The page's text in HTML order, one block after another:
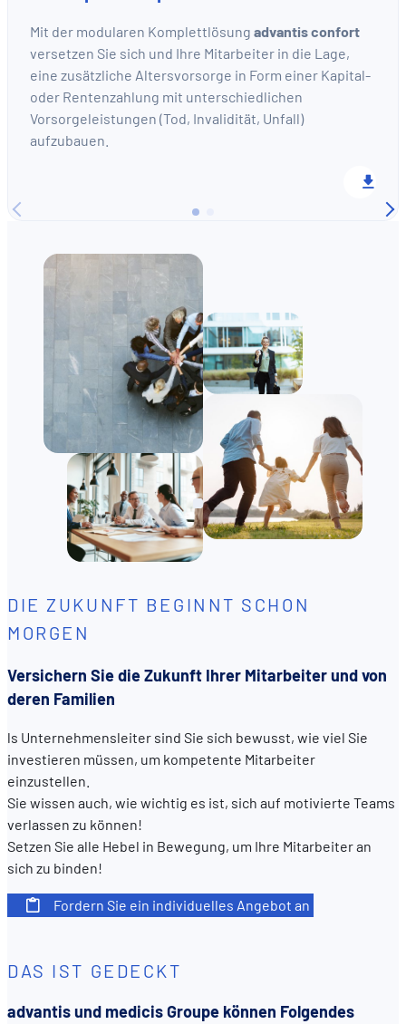
Mit der modularen Komplettlösung advantis confort
versetzen Sie sich und Ihre Mitarbeiter in die Lage,
eine zusätzliche Altersvorsorge in Form einer Kapital-
oder Rentenzahlung mit unterschiedlichen
Vorsorgeleistungen (Tod, Invalidität, Unfall)
aufzubauen.
DIE ZUKUNFT BEGINNT SCHON
MORGEN
Versichern Sie die Zukunft Ihrer Mitarbeiter und von
deren Familien
ls Unternehmensleiter sind Sie sich bewusst, wie viel Sie
investieren müssen, um kompetente Mitarbeiter
einzustellen.
Sie wissen auch, wie wichtig es ist, sich auf motivierte Teams
verlassen zu können!
Setzen Sie alle Hebel in Bewegung, um Ihre Mitarbeiter an
sich zu binden!
Fordern Sie ein individuelles Angebot an
DAS IST GEDECKT
advantis und medicis Groupe können Folgendes